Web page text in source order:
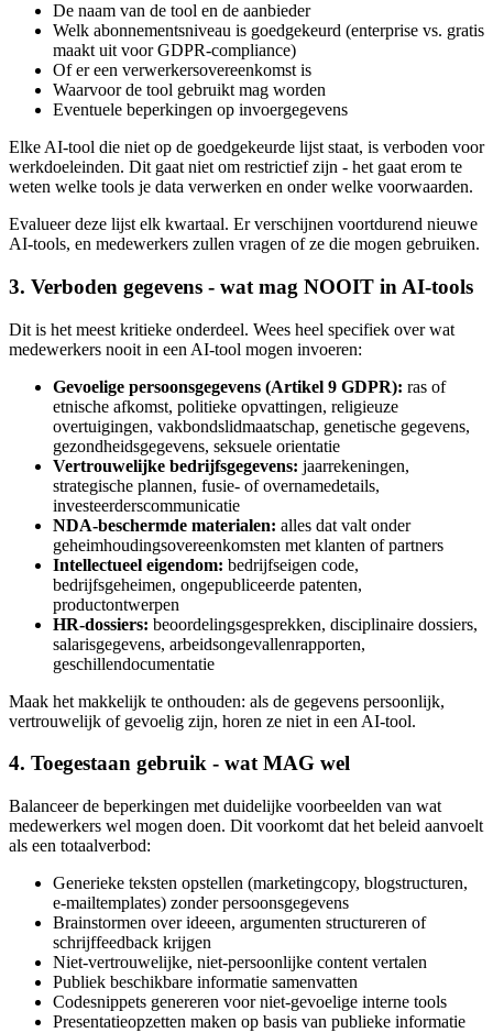
De naam van de tool en de aanbieder
Welk abonnementsniveau is goedgekeurd (enterprise vs. gratis
maakt uit voor GDPR-compliance)
Of er een verwerkersovereenkomst is
Waarvoor de tool gebruikt mag worden
Eventuele beperkingen op invoergegevens
Elke AI-tool die niet op de goedgekeurde lijst staat, is verboden voor
werkdoeleinden. Dit gaat niet om restrictief zijn - het gaat erom te
weten welke tools je data verwerken en onder welke voorwaarden.
Evalueer deze lijst elk kwartaal. Er verschijnen voortdurend nieuwe
AI-tools, en medewerkers zullen vragen of ze die mogen gebruiken.
3. Verboden gegevens - wat mag NOOIT in AI-tools
Dit is het meest kritieke onderdeel. Wees heel specifiek over wat
medewerkers nooit in een AI-tool mogen invoeren:
Gevoelige persoonsgegevens (Artikel 9 GDPR): ras of
etnische afkomst, politieke opvattingen, religieuze
overtuigingen, vakbondslidmaatschap, genetische gegevens,
gezondheidsgegevens, seksuele orientatie
Vertrouwelijke bedrijfsgegevens: jaarrekeningen,
strategische plannen, fusie- of overnamedetails,
investeerderscommunicatie
NDA-beschermde materialen: alles dat valt onder
geheimhoudingsovereenkomsten met klanten of partners
Intellectueel eigendom: bedrijfseigen code,
bedrijfsgeheimen, ongepubliceerde patenten,
productontwerpen
HR-dossiers: beoordelingsgesprekken, disciplinaire dossiers,
salarisgegevens, arbeidsongevallenrapporten,
geschillendocumentatie
Maak het makkelijk te onthouden: als de gegevens persoonlijk,
vertrouwelijk of gevoelig zijn, horen ze niet in een AI-tool.
4. Toegestaan gebruik - wat MAG wel
Balanceer de beperkingen met duidelijke voorbeelden van wat
medewerkers wel mogen doen. Dit voorkomt dat het beleid aanvoelt
als een totaalverbod:
Generieke teksten opstellen (marketingcopy, blogstructuren,
e-mailtemplates) zonder persoonsgegevens
Brainstormen over ideeen, argumenten structureren of
schrijffeedback krijgen
Niet-vertrouwelijke, niet-persoonlijke content vertalen
Publiek beschikbare informatie samenvatten
Codesnippets genereren voor niet-gevoelige interne tools
Presentatieopzetten maken op basis van publieke informatie